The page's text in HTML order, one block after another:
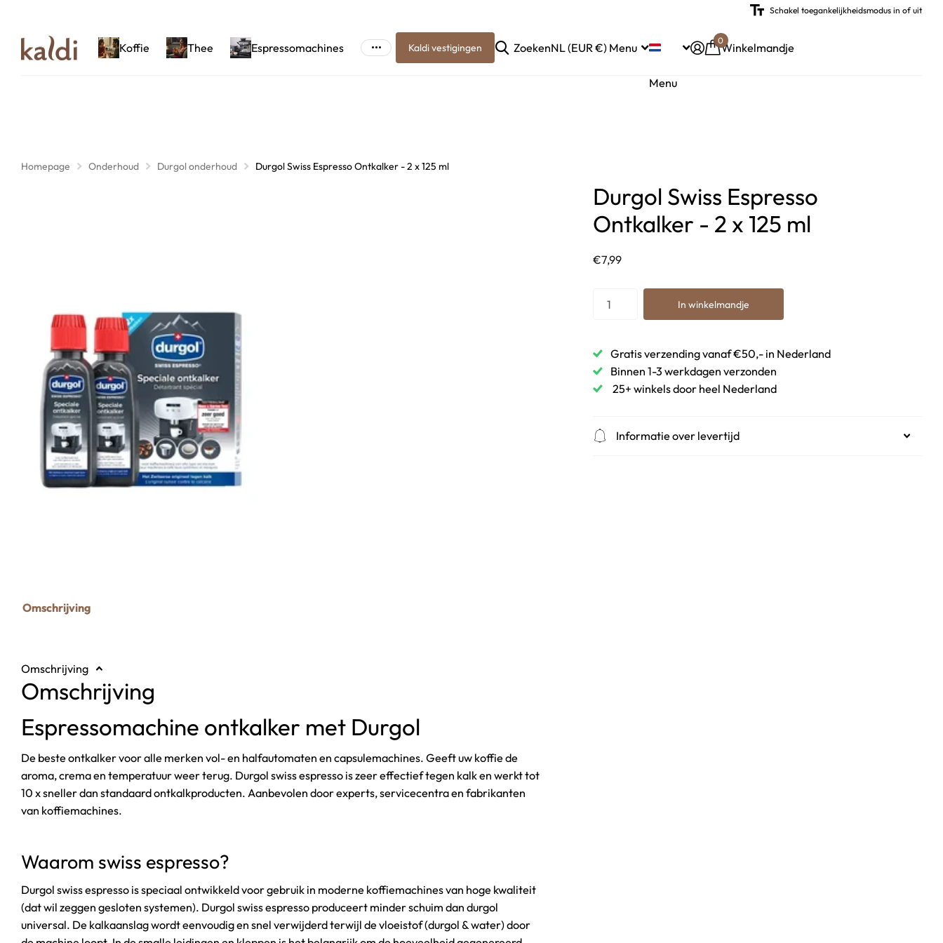
Schakel toegankelijkheidsmodus in of uit
Koffie Thee Espressomachines Kaldi vestigingen ZoekenNL (EUR €) Menu
Menu
Winkelmandje
0
Homepage Onderhoud Durgol onderhoud Durgol Swiss Espresso Ontkalker - 2 x 125 ml
Omschrijving
Omschrijving
Omschrijving
Espressomachine ontkalker met Durgol
De beste ontkalker voor alle merken vol- en halfautomaten en capsulemachines. Geeft uw koffie de
aroma, crema en temperatuur weer terug. Durgol swiss espresso is zeer effectief tegen kalk en werkt tot
10 x sneller dan standaard ontkalkproducten. Aanbevolen door experts, servicecentra en fabrikanten
van koffiemachines.
Waarom swiss espresso?
Durgol swiss espresso is speciaal ontwikkeld voor gebruik in moderne koffiemachines van hoge kwaliteit
(dat wil zeggen gesloten systemen). Durgol swiss espresso produceert minder schuim dan durgol
universal. De kalkaanslag wordt eenvoudig en snel verwijderd terwijl de vloeistof (durgol & water) door
Durgol Swiss Espresso
Ontkalker - 2 x 125 ml
€7,99
In winkelmandje
Gratis verzending vanaf €50,- in Nederland
Binnen 1-3 werkdagen verzonden
25+ winkels door heel Nederland
Informatie over levertijd